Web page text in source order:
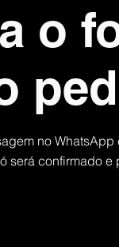
o
no
será confirmado